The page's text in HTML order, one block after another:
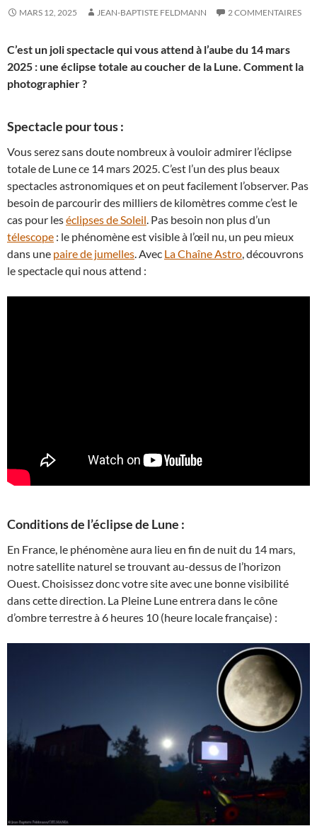
MARS 12, 2025 JEAN-BAPTISTE FELDMANN 2 COMMENTAIRES
C’est un joli spectacle qui vous attend à l’aube du 14 mars
2025 : une éclipse totale au coucher de la Lune. Comment la
photographier ?
Spectacle pour tous :
Vous serez sans doute nombreux à vouloir admirer l’éclipse
totale de Lune ce 14 mars 2025. C’est l’un des plus beaux
spectacles astronomiques et on peut facilement l’observer. Pas
besoin de parcourir des milliers de kilomètres comme c’est le
cas pour leséclipses de Soleil. Pas besoin non plus d’un
télescope : le phénomène est visible à l’œil nu, un peu mieux
dans une paire de jumelles. Avec La Chaîne Astro, découvrons
le spectacle qui nous attend :
Conditions de l’éclipse de Lune :
En France, le phénomène aura lieu en fin de nuit du 14 mars,
notre satellite naturel se trouvant au-dessus de l’horizon
Ouest. Choisissez donc votre site avec une bonne visibilité
dans cette direction. La Pleine Lune entrera dans le cône
d’ombre terrestre à 6 heures 10 (heure locale française) :